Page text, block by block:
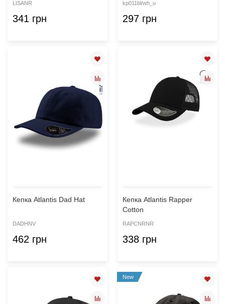
LISANR
341 грн
kp011bl/wh_u
297 грн
Кепка Atlantis Dad Hat
DADHNV
462 грн
Кепка Atlantis Rapper
Cotton
RAPCNRNR
338 грн
New